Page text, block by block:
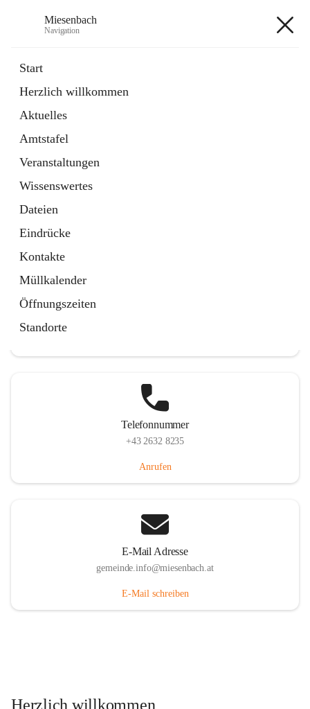
Miesenbach
Navigation
Start
Herzlich willkommen
Aktuelles
Amtstafel
Veranstaltungen
Wissenswertes
Dateien
Eindrücke
Kontakte
Müllkalender
Öffnungszeiten
Standorte
Externe Webseite
in
Tab
Region Schneebergland
Externe Webseite
öffnet
in
neuem
Tab
Telefonnummer
+43 2632 8235
Anrufen
E-Mail Adresse
gemeinde.info@miesenbach.at
E-Mail schreiben
Herzlich willkommen